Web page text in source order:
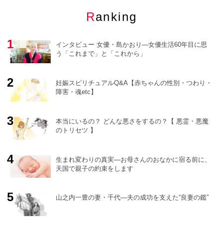
Ranking
インタビュー 女優・島かおり―女優生活60年目に思
う「これまで」と「これから」
妊娠スピリチュアルQ&A【赤ちゃんの性別・つわり・
障害・魂etc】
本当にいるの？ どんな悪さをするの？【 悪霊・悪魔
のトリセツ 】
生まれ変わりの真実―お母さんのおなかに宿る前に、
天国で親子の約束をします
山之内一豊の妻・千代―夫の成功を支えた“良妻の鑑”